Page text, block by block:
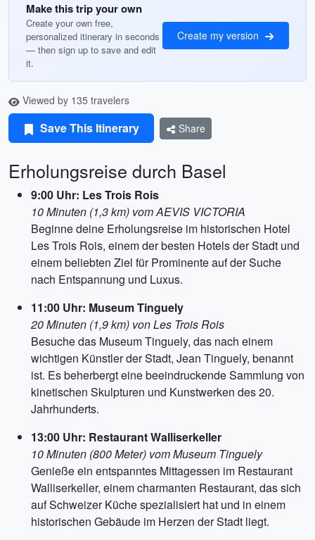
Make this trip your own
Create your own free,
personalized itinerary in seconds
— then sign up to save and edit
it.
Create my version
Viewed by 135 travelers
Save This Itinerary Share
Erholungsreise durch Basel
9:00 Uhr: Les Trois Rois
10 Minuten (1,3 km) vom AEVIS VICTORIA
Beginne deine Erholungsreise im historischen Hotel
Les Trois Rois, einem der besten Hotels der Stadt und
einem beliebten Ziel für Prominente auf der Suche
nach Entspannung und Luxus.
11:00 Uhr: Museum Tinguely
20 Minuten (1,9 km) von Les Trois Rois
Besuche das Museum Tinguely, das nach einem
wichtigen Künstler der Stadt, Jean Tinguely, benannt
ist. Es beherbergt eine beeindruckende Sammlung von
kinetischen Skulpturen und Kunstwerken des 20.
Jahrhunderts.
13:00 Uhr: Restaurant Walliserkeller
10 Minuten (800 Meter) vom Museum Tinguely
Genieße ein entspanntes Mittagessen im Restaurant
Walliserkeller, einem charmanten Restaurant, das sich
auf Schweizer Küche spezialisiert hat und in einem
historischen Gebäude im Herzen der Stadt liegt.